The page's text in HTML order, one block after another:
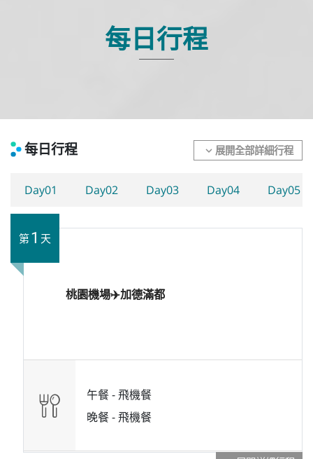
每日行程
每日行程 expand_more 展開全部詳細行程
Day01 Day02 Day03 Day04 Day05
第1 天
桃園機場✈️加德滿都
午餐 -飛機餐
晚餐 -飛機餐